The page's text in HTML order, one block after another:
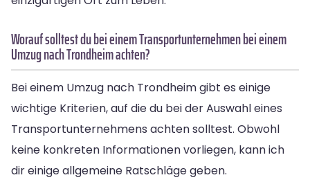
Worauf solltest du bei einem Transportunternehmen bei einem
Umzug nach Trondheim achten?
Bei einem Umzug nach Trondheim gibt es einige
wichtige Kriterien, auf die du bei der Auswahl eines
Transportunternehmens achten solltest. Obwohl
keine konkreten Informationen vorliegen, kann ich
dir einige allgemeine Ratschläge geben.